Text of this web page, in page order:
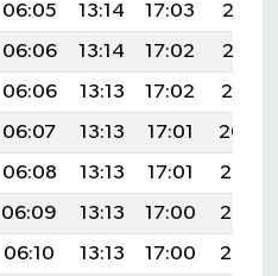
06:05 13:14 17:03
20:13
06:06 13:14 17:02
20:12
06:06 13:13 17:02
20:10
06:07 13:13 17:01
20:09
06:08 13:13 17:01
20:08
06:09 13:13 17:00
20:06
06:10 13:13 17:00
20:05